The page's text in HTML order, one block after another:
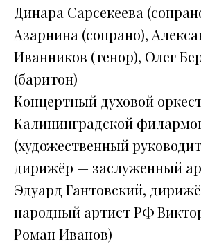
Динара Сарсекеева
Азарнина (сопрано),
Иванников (тенор), Олег
(баритон)
Концертный духовой
Калининградской
(художественный
дирижёр — заслуженный
Эдуард Гантовский,
народный артист РФ
Роман Иванов)